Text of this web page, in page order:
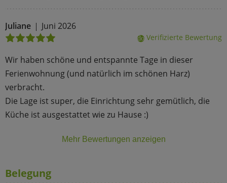
Juliane Juni 2026
doneVerifizierte Bewertung
Wir haben schöne und entspannte Tage in dieser
Ferienwohnung (und natürlich im schönen Harz)
verbracht.
Die Lage ist super, die Einrichtung sehr gemütlich, die
Küche ist ausgestattet wie zu Hause :)
Mehr Bewertungen anzeigen
Belegung